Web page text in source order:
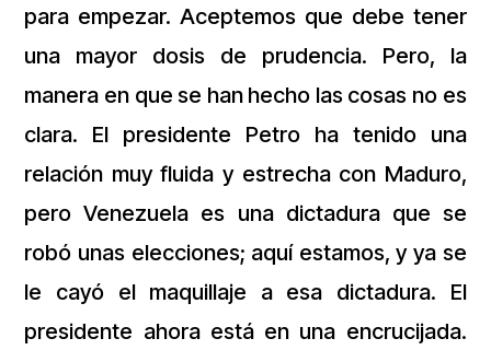
para empezar. Aceptemos que debe tener
una mayor dosis de prudencia. Pero, la
manera en que se han hecho las cosas no es
clara. El presidente Petro ha tenido una
relación muy fluida y estrecha con Maduro,
pero Venezuela es una dictadura que se
robó unas elecciones; aquí estamos, y ya se
le cayó el maquillaje a esa dictadura. El
presidente ahora está en una encrucijada.